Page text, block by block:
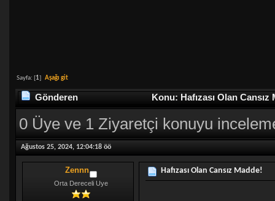
Sayfa: [1] Aşağı git
Gönderen Konu: Hafızası Olan
0 Üye ve 1 Ziyaretçi konuyu
Ağustos 25, 2024, 12:04:18 öö
Zennn
Orta Dereceli Uye
Hafızası Olan Cansız Madde!